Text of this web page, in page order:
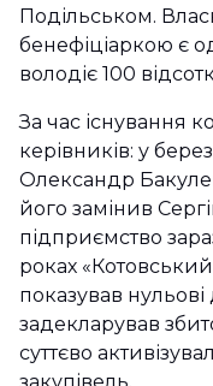
Подільськом.
бенефіціаркою є
володіє 100
За час існування
керівників: у
Олександр
його замінив
підприємство
роках
показував нульові
задекларував
суттєво
закупівель.